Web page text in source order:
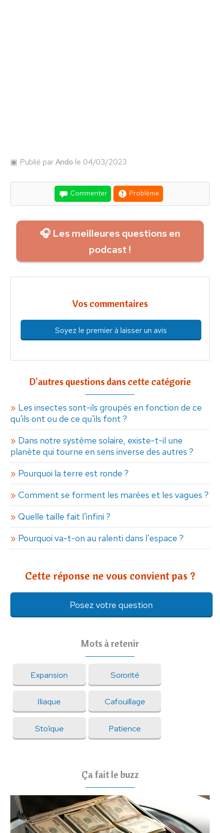
Publié parAndo le 04/03/2023
Commenter Problème
🎧 Les meilleures questions en
podcast !
Vos commentaires
Soyez le premier à laisser un avis
D'autres questions dans cette catégorie
Les insectes sont-ils groupés en fonction de ce
qu'ils ont ou de ce qu'ils font ?
Dans notre système solaire, existe-t-il une
planète qui tourne en sens inverse des autres ?
Pourquoi la terre est ronde ?
Comment se forment les marées et les vagues ?
Quelle taille fait l'infini ?
Pourquoi va-t-on au ralenti dans l'espace ?
Cette réponse ne vous convient pas ?
Posez votre question
Mots à retenir
Expansion Sororité
Iliaque Cafouillage
Stoïque Patience
Ça fait le buzz